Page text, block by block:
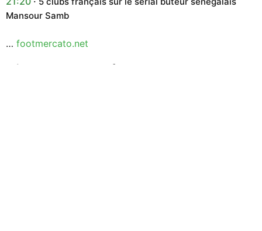
Mansour Samb
… footmercato.net
dimanche 28 décembre 2025